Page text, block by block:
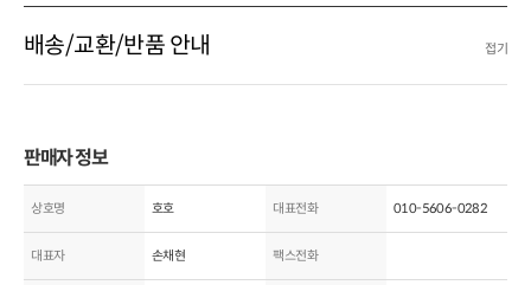
배송/교환/반품 안내 접기
판매자 정보
상호명 호호 대표전화 010-5606-0282
대표자 손채현 팩스전화